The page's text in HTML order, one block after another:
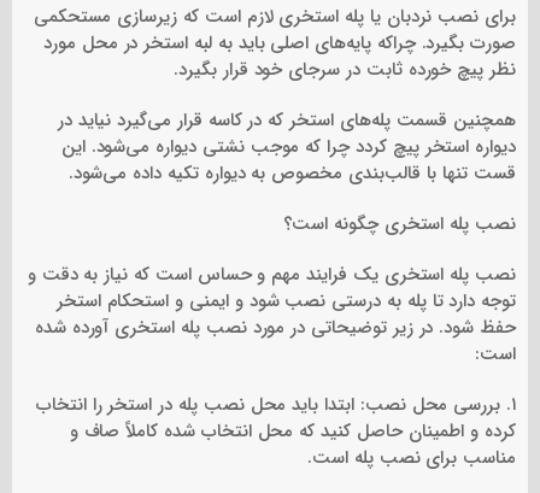
برای نصب نردبان یا پله استخری لازم است که زیرسازی مستحکمی
صورت بگیرد. چراکه پایه‌های اصلی باید به لبه استخر در محل مورد
نظر پیچ خورده ثابت در سرجای خود قرار بگیرد.
همچنین قسمت پله‌های استخر که در کاسه قرار می‌گیرد نیاید در
دیواره استخر پیچ کردد چرا که موجب نشتی دیواره می‌شود. این
قست تنها با قالب‌بندی مخصوص به دیواره تکیه داده می‌شود.
نصب پله استخری چگونه است؟
نصب پله استخری یک فرایند مهم و حساس است که نیاز به دقت و
توجه دارد تا پله به درستی نصب شود و ایمنی و استحکام استخر
حفظ شود. در زیر توضیحاتی در مورد نصب پله استخری آورده شده
است:
۱. بررسی محل نصب: ابتدا باید محل نصب پله در استخر را انتخاب
کرده و اطمینان حاصل کنید که محل انتخاب شده کاملاً صاف و
مناسب برای نصب پله است.